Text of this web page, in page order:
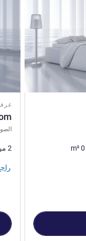
m²0 2 من الأشخاص كحد أقصى